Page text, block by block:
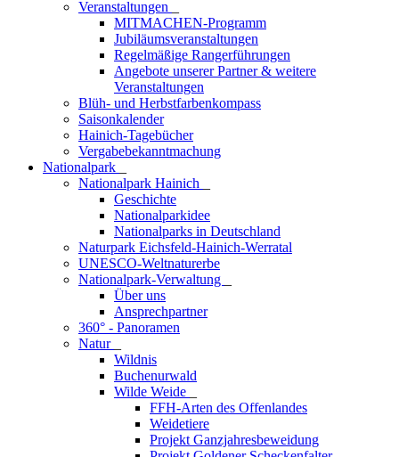
Veranstaltungen
MITMACHEN-Programm
Jubiläumsveranstaltungen
Regelmäßige Rangerführungen
Angebote unserer Partner & weitere
Veranstaltungen
Blüh- und Herbstfarbenkompass
Saisonkalender
Hainich-Tagebücher
Vergabebekanntmachung
National­park
Nationalpark Hainich
Geschichte
Nationalparkidee
Nationalparks in Deutschland
Naturpark Eichsfeld-Hainich-Werratal
UNESCO-Weltnaturerbe
Nationalpark-Verwaltung
Über uns
Ansprechpartner
360° - Panoramen
Natur
Wildnis
Buchenurwald
Wilde Weide
FFH-Arten des Offenlandes
Weidetiere
Projekt Ganzjahresbeweidung